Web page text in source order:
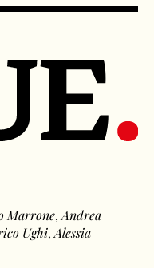
Marrone,Andrea
Ughi,Alessia